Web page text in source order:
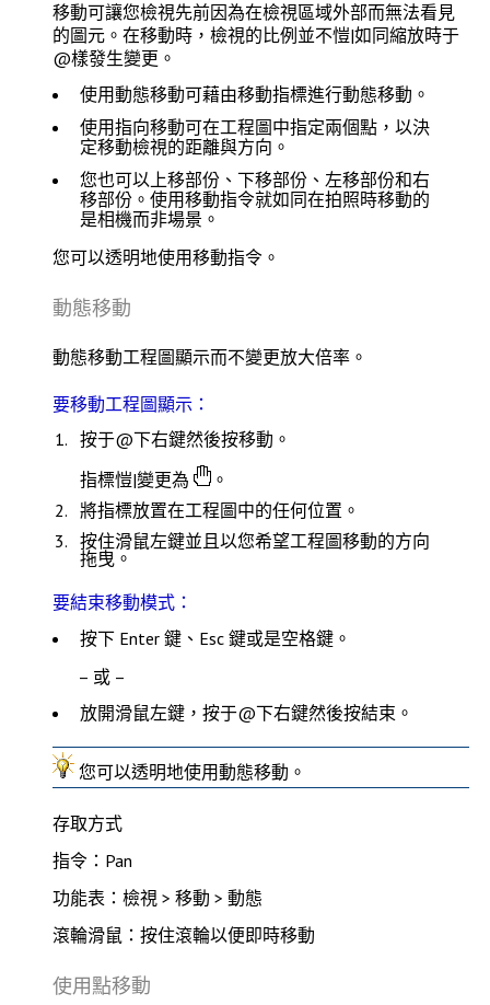
移動可讓您檢視先前因為在檢視區域外部而無法看見
的圖元。在移動時，檢視的比例並不愷|如同縮放時于
@樣發生變更。
使用動態移動可藉由移動指標進行動態移動。
使用指向移動可在工程圖中指定兩個點，以決
定移動檢視的距離與方向。
您也可以 上移部份 、下移部份 、 左移部份和右
移部份 。使用移動指令就如同在拍照時移動的
是相機而非場景。
您可以透明地使用移動指令。
動態移動
動態移動工程圖顯示而不變更放大倍率。
要移動工程圖顯示：
按于@下右鍵然後按移動 。
指標愷|變更為
。
將指標放置在工程圖中的任何位置。
按住滑鼠左鍵並且以您希望工程圖移動的方向
拖曳。
要結束移動模式：
按下 Enter 鍵、 Esc 鍵或是空格鍵。
– 或 –
放開滑鼠左鍵，按于@下右鍵然後按結束 。
您可以透明地使用動態移動。
存取方式
指令：Pan
功能表：檢視 > 移動 > 動態
滾輪滑鼠：按住滾輪以便即時移動
使用點移動